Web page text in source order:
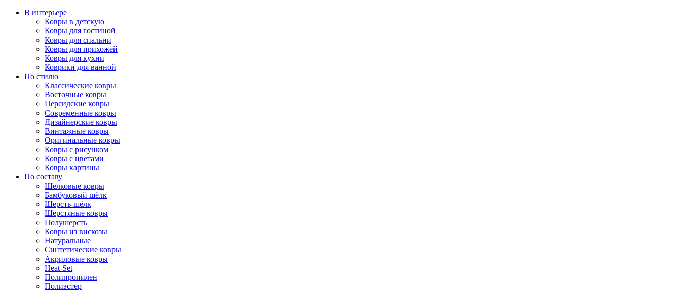
В интерьере
Ковры в детскую
Ковры для гостиной
Ковры для спальни
Ковры для прихожей
Ковры для кухни
Коврики для ванной
По стилю
Классические ковры
Восточные ковры
Персидские ковры
Современные ковры
Дизайнерские ковры
Винтажные ковры
Оригинальные ковры
Ковры с рисунком
Ковры с цветами
Ковры картины
По составу
Шелковые ковры
Бамбуковый шёлк
Шерсть-шёлк
Шерстяные ковры
Полушерсть
Ковры из вискозы
Натуральные
Синтетические ковры
Акриловые ковры
Heat-Set
Полипропилен
Полиэстер